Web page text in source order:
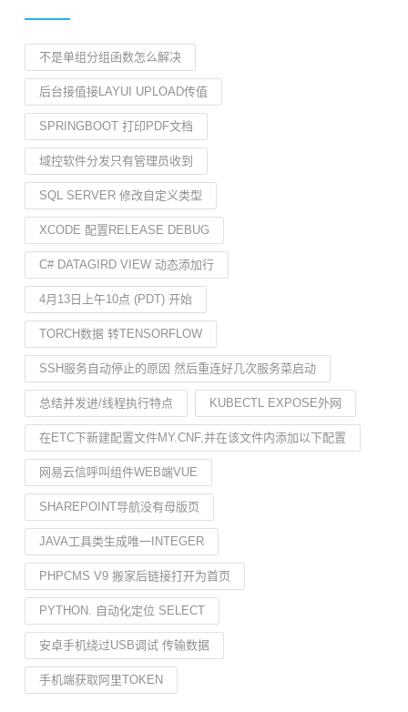
不是单组分组函数怎么解决
后台接值接LAYUI UPLOAD传值
SPRINGBOOT 打印PDF文档
域控软件分发只有管理员收到
SQL SERVER 修改自定义类型
XCODE 配置RELEASE DEBUG
C# DATAGIRD VIEW 动态添加行
4月13日上午10点 (PDT) 开始
TORCH数据 转TENSORFLOW
SSH服务自动停止的原因 然后重连好几次服务菜启动
总结并发进/线程执行特点 KUBECTL EXPOSE外网
在ETC下新建配置文件MY.CNF,并在该文件内添加以下配置
网易云信呼叫组件WEB端VUE
SHAREPOINT导航没有母版页
JAVA工具类生成唯一INTEGER
PHPCMS V9 搬家后链接打开为首页
PYTHON. 自动化定位 SELECT
安卓手机绕过USB调试 传输数据
手机端获取阿里TOKEN